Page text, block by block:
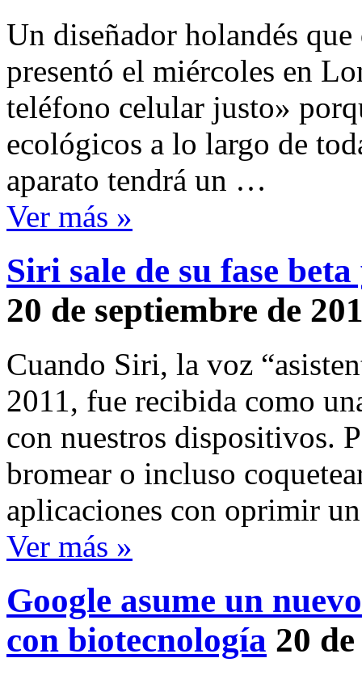
Un diseñador holandés
presentó el miércoles en
teléfono celular justo»
ecológicos a lo largo de
aparato tendrá un …
Ver más »
Siri sale de su fase
20 de septiembre de
Cuando Siri, la voz
2011, fue recibida como
con nuestros dispositivos.
bromear o incluso
aplicaciones con oprimir
Ver más »
Google asume un
con biotecnología 20